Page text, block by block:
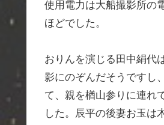
使用電力は大船撮影所の
ほどでした。
おりんを演じる田中絹代
影にのぞんだそうですし
て、親を楢山参りに連れ
した。辰平の後妻お玉は